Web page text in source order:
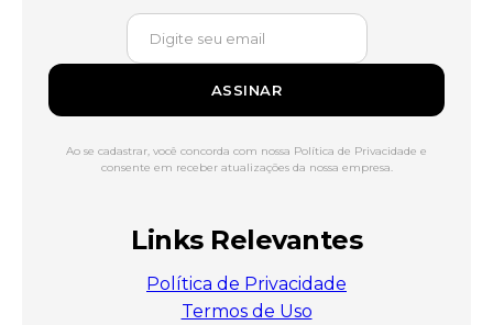
ASSINAR
Ao se cadastrar, você concorda com nossa Política de Privacidade e
consente em receber atualizações da nossa empresa.
Links Relevantes
Política de Privacidade
Termos de Uso